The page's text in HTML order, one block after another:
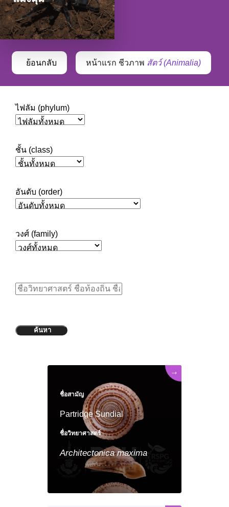
ย้อนกลับ หน้าแรก ชีวภาพ สัตว์ (Animalia)
ไฟลัม (phylum)
ชั้น (class)
อันดับ (order)
วงศ์ (family)
ค้นหา
ชื่อสามัญ
Partridge Sundial
ชื่อวิทยาศาสตร์
Architectonica maxima
→